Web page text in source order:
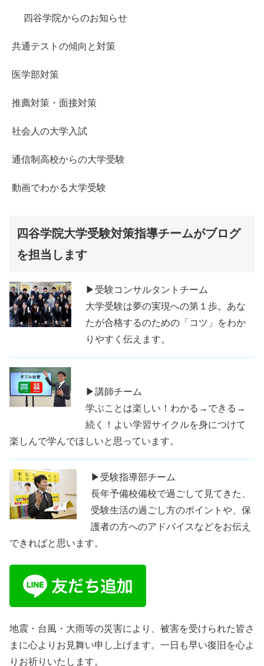
四谷学院からのお知らせ
共通テストの傾向と対策
医学部対策
推薦対策・面接対策
社会人の大学入試
通信制高校からの大学受験
動画でわかる大学受験
四谷学院大学受験対策指導チームがブログ
を担当します
▶受験コンサルタントチーム
大学受験は夢の実現への第１歩。あな
たが合格するのための「コツ」をわか
りやすく伝えます。
▶講師チーム
学ぶことは楽しい！わかる→できる→
続く！よい学習サイクルを身につけて
楽しんで学んでほしいと思っています。
▶受験指導部チーム
長年予備校備校で過ごして見てきた、
受験生活の過ごし方のポイントや、保
護者の方へのアドバイスなどをお伝え
できればと思います。
地震・台風・大雨等の災害により、被害を受けられた皆さ
まに心よりお見舞い申し上げます。一日も早い復旧を心よ
りお祈りいたします。